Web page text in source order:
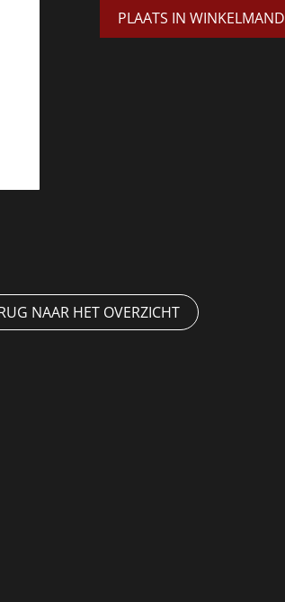
PLAATS IN WINKELMAND
NAAR HET OVERZICHT